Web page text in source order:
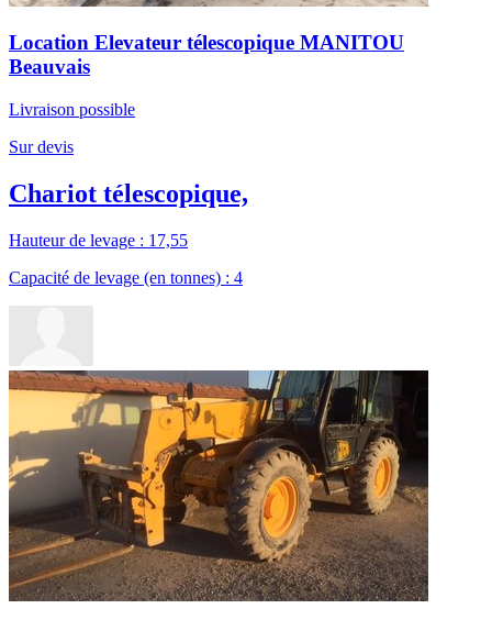
Location Elevateur télescopique MANITOU
Beauvais
Livraison possible
Sur devis
Chariot télescopique,
Hauteur de levage : 17,55
Capacité de levage (en tonnes) : 4